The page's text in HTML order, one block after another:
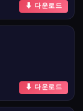
⬇ 다운로드
⬇ 다운로드